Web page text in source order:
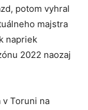
potom vyhral
majstra
napriek
2022 naozaj
v Toruni na